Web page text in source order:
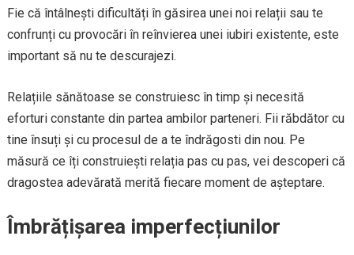
Fie că întâlnești dificultăți în găsirea unei noi relații sau te
confrunți cu provocări în reînvierea unei iubiri existente, este
important să nu te descurajezi.
Relațiile sănătoase se construiesc în timp și necesită
eforturi constante din partea ambilor parteneri. Fii răbdător cu
tine însuți și cu procesul de a te îndrăgosti din nou. Pe
măsură ce îți construiești relația pas cu pas, vei descoperi că
dragostea adevărată merită fiecare moment de așteptare.
Îmbrățișarea imperfecțiunilor